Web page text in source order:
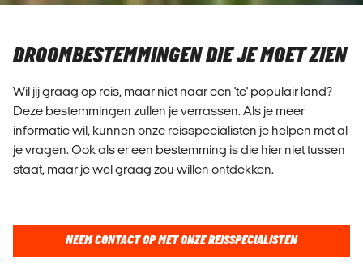
DROOMBESTEMMINGEN DIE JE MOET ZIEN
Wil jij graag op reis, maar niet naar een 'te' populair land?
Deze bestemmingen zullen je verrassen. Als je meer
informatie wil, kunnen onze reisspecialisten je helpen met al
je vragen. Ook als er een bestemming is die hier niet tussen
staat, maar je wel graag zou willen ontdekken.
NEEM CONTACT OP MET ONZE REISSPECIALISTEN